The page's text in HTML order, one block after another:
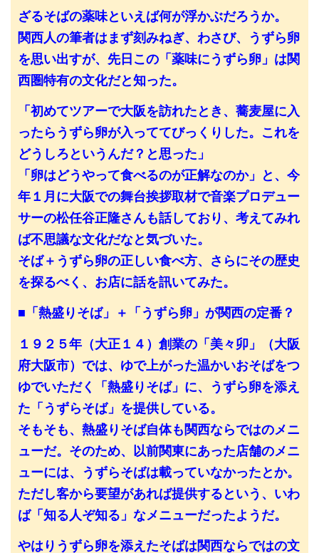
ざるそばの薬味といえば何が浮かぶだろうか。
関西人の筆者はまず刻みねぎ、わさび、うずら卵
を思い出すが、先日この「薬味にうずら卵」は関
西圏特有の文化だと知った。
「初めてツアーで大阪を訪れたとき、蕎麦屋に入
ったらうずら卵が入っててびっくりした。これを
どうしろというんだ？と思った」
「卵はどうやって食べるのが正解なのか」と、今
年１月に大阪での舞台挨拶取材で音楽プロデュー
サーの松任谷正隆さんも話しており、考えてみれ
ば不思議な文化だなと気づいた。
そば＋うずら卵の正しい食べ方、さらにその歴史
を探るべく、お店に話を訊いてみた。
■「熱盛りそば」＋「うずら卵」が関西の定番？
１９２５年（大正１４）創業の「美々卯」（大阪
府大阪市）では、ゆで上がった温かいおそばをつ
ゆでいただく「熱盛りそば」に、うずら卵を添え
た「うずらそば」を提供している。
そもそも、熱盛りそば自体も関西ならではのメニ
ューだ。そのため、以前関東にあった店舗のメニ
ューには、うずらそばは載っていなかったとか。
ただし客から要望があれば提供するという、いわ
ば「知る人ぞ知る」なメニューだったようだ。
やはりうずら卵を添えたそばは関西ならではの文